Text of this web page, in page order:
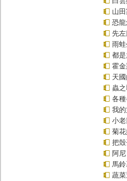
山
恐龍
先
雨
都
霍
天國
蟲
各
我
小
菊
把殼
阿尼
馬鈴
蔬菜